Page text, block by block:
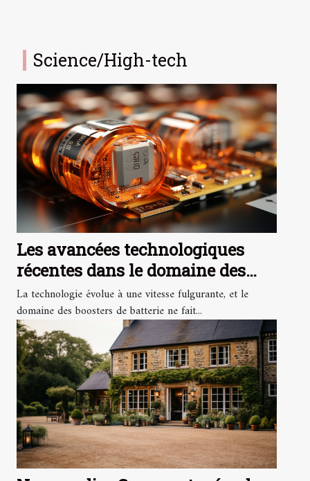
Science/High-tech
Les avancées technologiques
récentes dans le domaine des
boosters de batterie et leur
impact environnemental
La technologie évolue à une vitesse fulgurante, et le
domaine des boosters de batterie ne fait...